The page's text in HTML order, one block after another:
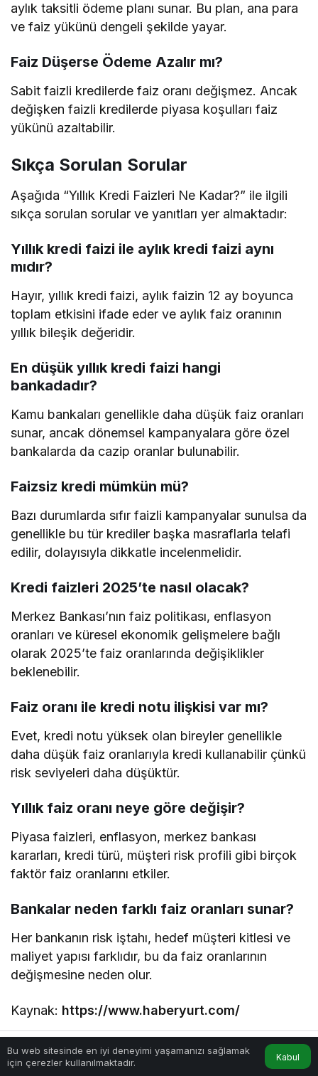
aylık taksitli ödeme planı sunar. Bu plan, ana para
ve faiz yükünü dengeli şekilde yayar.
Faiz Düşerse Ödeme Azalır mı?
Sabit faizli kredilerde faiz oranı değişmez. Ancak
değişken faizli kredilerde piyasa koşulları faiz
yükünü azaltabilir.
Sıkça Sorulan Sorular
Aşağıda “Yıllık Kredi Faizleri Ne Kadar?” ile ilgili
sıkça sorulan sorular ve yanıtları yer almaktadır:
Yıllık kredi faizi ile aylık kredi faizi aynı
mıdır?
Hayır, yıllık kredi faizi, aylık faizin 12 ay boyunca
toplam etkisini ifade eder ve aylık faiz oranının
yıllık bileşik değeridir.
En düşük yıllık kredi faizi hangi
bankadadır?
Kamu bankaları genellikle daha düşük faiz oranları
sunar, ancak dönemsel kampanyalara göre özel
bankalarda da cazip oranlar bulunabilir.
Faizsiz kredi mümkün mü?
Bazı durumlarda sıfır faizli kampanyalar sunulsa da
genellikle bu tür krediler başka masraflarla telafi
edilir, dolayısıyla dikkatle incelenmelidir.
Kredi faizleri 2025’te nasıl olacak?
Merkez Bankası’nın faiz politikası, enflasyon
oranları ve küresel ekonomik gelişmelere bağlı
olarak 2025’te faiz oranlarında değişiklikler
beklenebilir.
Faiz oranı ile kredi notu ilişkisi var mı?
Evet, kredi notu yüksek olan bireyler genellikle
daha düşük faiz oranlarıyla kredi kullanabilir çünkü
risk seviyeleri daha düşüktür.
Yıllık faiz oranı neye göre değişir?
Piyasa faizleri, enflasyon, merkez bankası
kararları, kredi türü, müşteri risk profili gibi birçok
faktör faiz oranlarını etkiler.
Bankalar neden farklı faiz oranları sunar?
Her bankanın risk iştahı, hedef müşteri kitlesi ve
maliyet yapısı farklıdır, bu da faiz oranlarının
değişmesine neden olur.
Kaynak: https://www.haberyurt.com/
Benzer Haberler
Bu web sitesinde en iyi deneyimi yaşamanızı sağlamak
için çerezler kullanılmaktadır.
Kabul
Anasayfa Hesabım